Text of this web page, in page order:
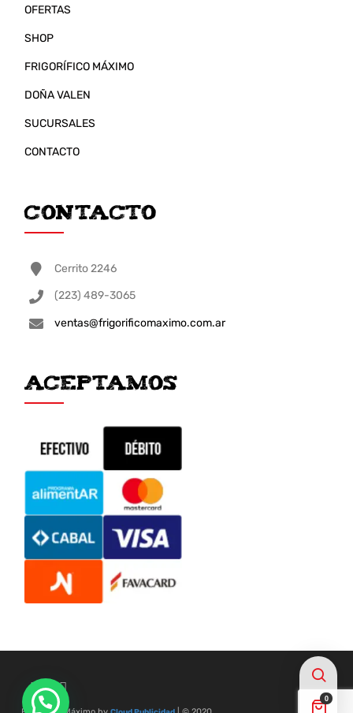
0
OFERTAS
SHOP
FRIGORÍFICO MÁXIMO
DOÑA VALEN
SUCURSALES
CONTACTO
Contacto
Cerrito 2246
(223) 489-3065
ventas@frigorificomaximo.com.ar
ACEPTAMOS